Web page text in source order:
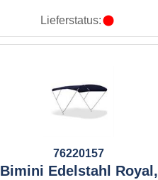
Lieferstatus:
76220157
Bimini Edelstahl Royal,